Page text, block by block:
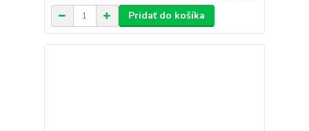
Pridať do košíka